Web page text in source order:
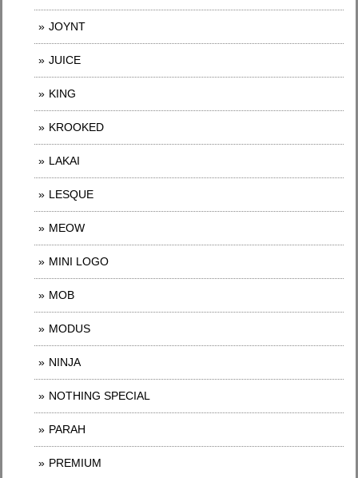
JOYNT
JUICE
KING
KROOKED
LAKAI
LESQUE
MEOW
MINI LOGO
MOB
MODUS
NINJA
NOTHING SPECIAL
PARAH
PREMIUM